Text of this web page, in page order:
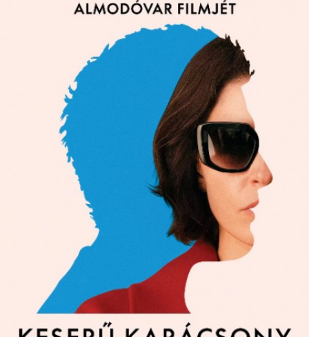
Gasztronómia
Sport
Szabadidő
Hasznos